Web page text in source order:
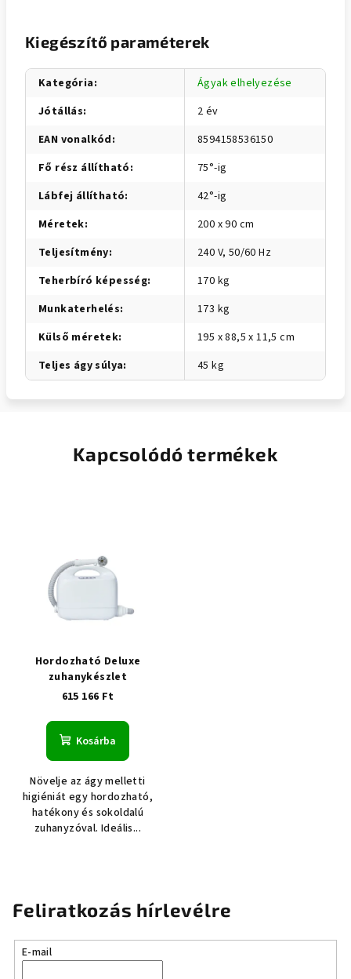
Kiegészítő paraméterek
Kategória:
Ágyak elhelyezése
Jótállás:
2 év
EAN vonalkód:
8594158536150
Fő rész állítható:
75°-ig
Lábfej állítható:
42°-ig
Méretek:
200 x 90 cm
Teljesítmény:
240 V, 50/60 Hz
Teherbíró képesség:
170 kg
Munkaterhelés:
173 kg
Külső méretek:
195 x 88,5 x 11,5 cm
Teljes ágy súlya: 45 kg
Kapcsolódó termékek
Hordozható Deluxe
zuhanykészlet
615 166 Ft
Kosárba
Növelje az ágy melletti
higiéniát egy hordozható,
hatékony és sokoldalú
zuhanyzóval. Ideális...
Feliratkozás hírlevélre
E-mail